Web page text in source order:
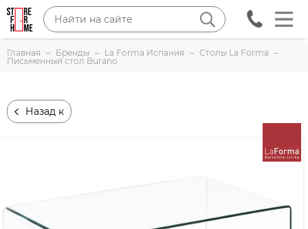
Главная Бренды La Forma Испания
Столы La Forma
Письменный стол Burano
Назад к